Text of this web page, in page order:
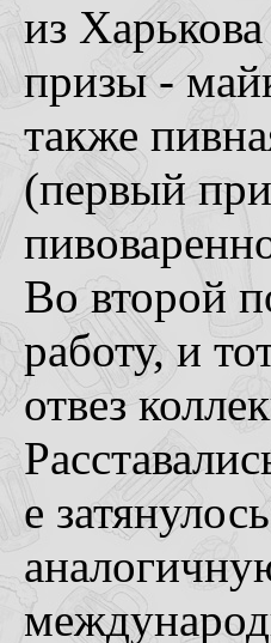
из
призы -
также
(первый
Во второй
работу, и
отвез
е